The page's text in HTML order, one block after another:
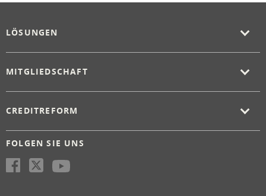
LÖSUNGEN
MITGLIEDSCHAFT
CREDITREFORM
FOLGEN SIE UNS